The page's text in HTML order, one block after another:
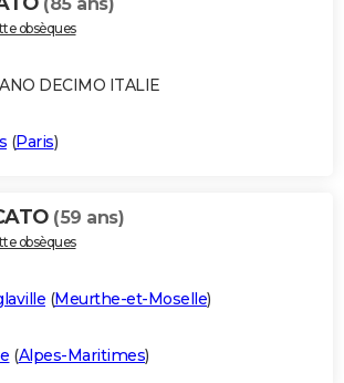
obsèques
DECIMO ITALIE
(Paris)
(59 ans)
obsèques
(Meurthe-et-Moselle)
(Alpes-Maritimes)